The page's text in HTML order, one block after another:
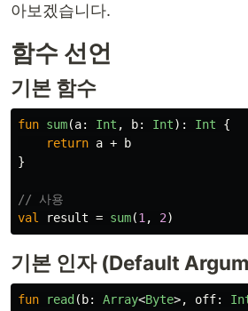
아보겠습니다.
함수 선언
기본 함수
fun sum(a: Int , b: Int): Int
{
return a +
b
}
// 사용
val
result = sum(1 , 2)
기본 인자 (Default
fun read ( b: Array<Byte>, off: